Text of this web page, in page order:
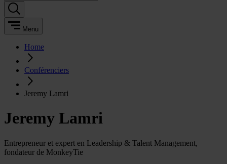
Menu
Home
Conférenciers
Jeremy Lamri
Jeremy Lamri
Entrepreneur et expert en Leadership & Talent Management,
fondateur de MonkeyTie